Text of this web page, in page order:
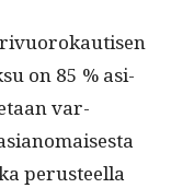
on 85 % asi­
var­
perus­teel­la